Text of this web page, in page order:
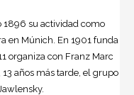
1896 su actividad como
en Múnich. En 1901 funda
organiza con Franz Marc
13 años más tarde, el grupo